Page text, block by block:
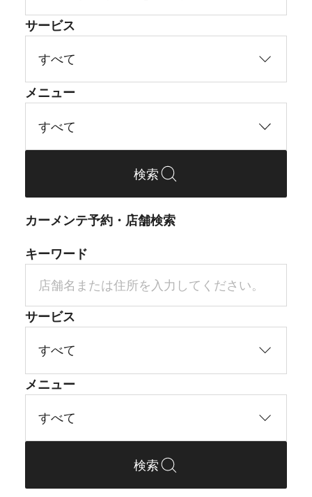
サービス
メニュー
検索
カーメンテ予約・店舗検索
キーワード
サービス
メニュー
検索